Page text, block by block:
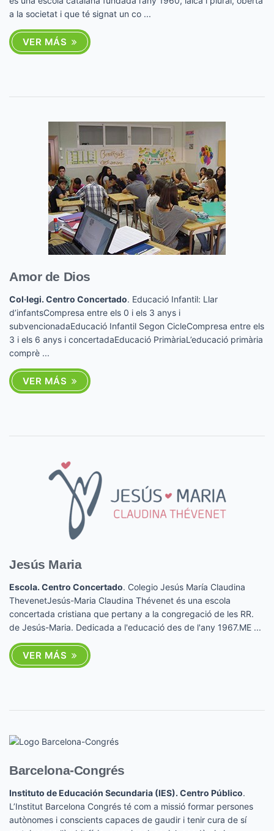
a la societat i que té signat un co ...
VER MÁS
Amor de Dios
Col·legi. Centro Concertado. Educació Infantil: Llar
d’infantsCompresa entre els 0 i els 3 anys i
subvencionadaEducació Infantil Segon CicleCompresa entre els
3 i els 6 anys i concertadaEducació PrimàriaL’educació primària
comprè ...
VER MÁS
Jesús Maria
Escola. Centro Concertado. Colegio Jesús María Claudina
ThevenetJesús-Maria Claudina Thévenet és una escola
concertada cristiana que pertany a la congregació de les RR.
de Jesús-Maria. Dedicada a l'educació des de l'any 1967.ME ...
VER MÁS
Barcelona-Congrés
Instituto de Educación Secundaria (IES). Centro Público.
L’Institut Barcelona Congrés té com a missió formar persones
autònomes i conscients capaces de gaudir i tenir cura de sí